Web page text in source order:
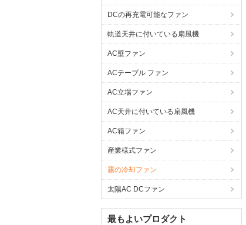
DCの再充電可能なファン
軌道天井に付いている扇風機
AC壁ファン
ACテーブル ファン
AC立場ファン
AC天井に付いている扇風機
AC箱ファン
産業様式ファン
霧の冷却ファン
太陽AC DCファン
最もよいプロダクト